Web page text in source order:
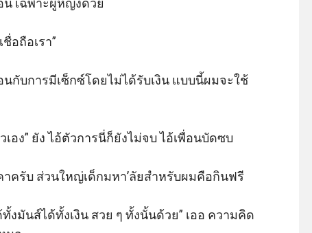
เฉพาะผู้หญิงด้วย
อถือเรา”
นกับการมีเซ็กซ์โดยไม่ได้รับเงิน แบบนี้ผมจะใช้
อง” ยัง ไอ้ตัวการนี่ก็ยังไม่จบ ไอ้เพื่อนบัดซบ
าครับ ส่วนใหญ่เด็กมหา’ลัยสำหรับผมคือกินฟรี
มันส์ได้ทั้งเงิน สวย ๆ ทั้งนั้นด้วย” เออ ความคิด